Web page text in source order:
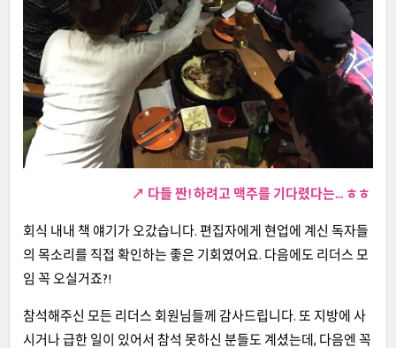
↗ 다들 짠! 하려고 맥주를 기다렸다는... ㅎㅎ
회식 내내 책 얘기가 오갔습니다. 편집자에게 현업에 계신 독자들
의 목소리를 직접 확인하는 좋은 기회였어요. 다음에도 리더스 모
임 꼭 오실거죠?!
참석해주신 모든 리더스 회원님들께 감사드립니다. 또 지방에 사
시거나 급한 일이 있어서 참석 못하신 분들도 계셨는데, 다음엔 꼭